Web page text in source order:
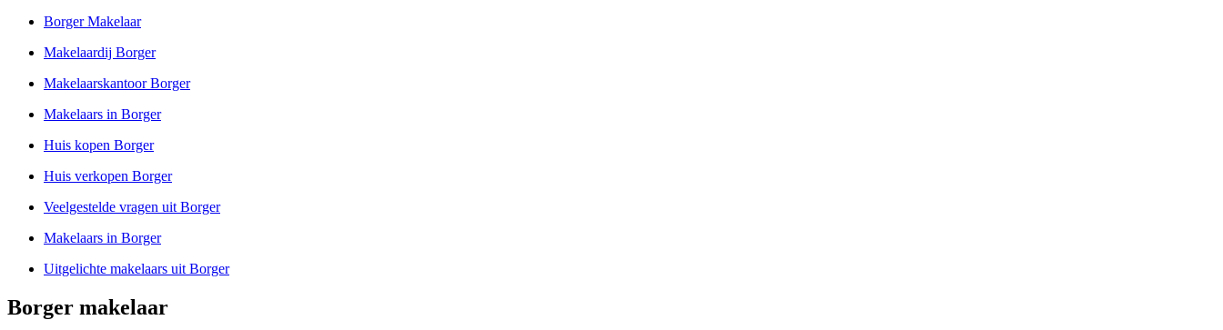
Borger Makelaar
Makelaardij Borger
Makelaarskantoor Borger
Makelaars in Borger
Huis kopen Borger
Huis verkopen Borger
Veelgestelde vragen uit Borger
Makelaars in Borger
Uitgelichte makelaars uit Borger
Borger makelaar